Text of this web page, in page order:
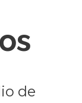
de